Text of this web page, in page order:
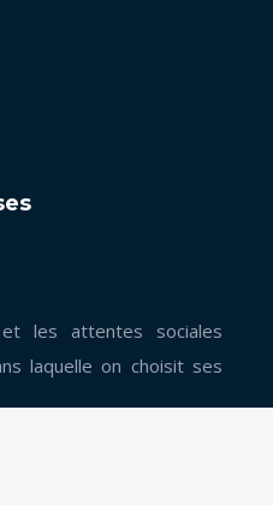
les attentes sociales
laquelle on choisit ses